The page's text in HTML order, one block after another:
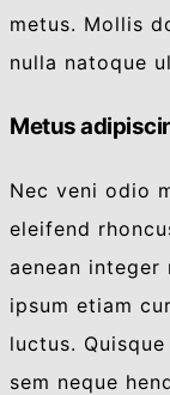
metus. Mollis
nulla natoque
Metus
Nec veni odio
eleifend
aenean
ipsum etiam
luctus.
sem neque